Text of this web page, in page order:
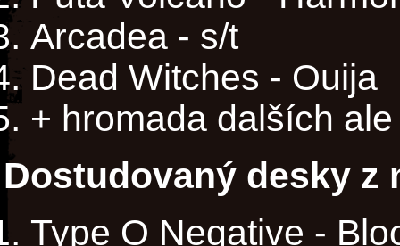
Arcadea - s/t
Dead Witches - Ouija
+ hromada dalších
Dostudovaný desky z
Type O Negative -